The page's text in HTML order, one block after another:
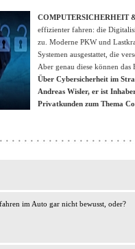
COMPUTERSICHERHEIT
effizienter fahren: die
zu. Moderne PKW und
Systemen ausgestattet, die
Aber genau diese können
Über Cybersicherheit im
Andreas Wisler, er ist
Privatkunden zum Thema
im Auto gar nicht bewusst, oder?